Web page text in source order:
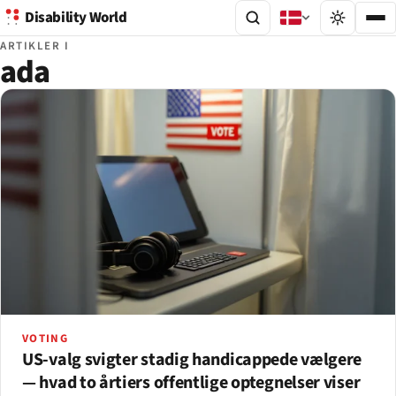
Disability World
ARTIKLER I
ada
VOTING
US-valg svigter stadig handicappede vælgere
— hvad to årtiers offentlige optegnelser viser